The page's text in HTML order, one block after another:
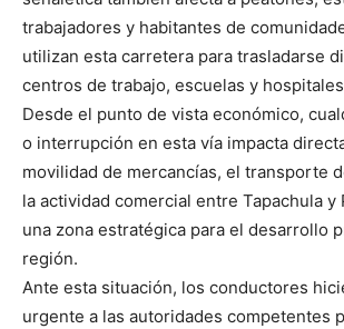
trabajadores y habitantes de
utilizan esta carretera para trasladarse
centros de trabajo, escuelas y
Desde el punto de vista económico,
o interrupción en esta vía impacta
movilidad de mercancías, el transporte
la actividad comercial entre Tapachula y
una zona estratégica para el desarrollo
región.
Ante esta situación, los conductores
urgente a las autoridades competentes